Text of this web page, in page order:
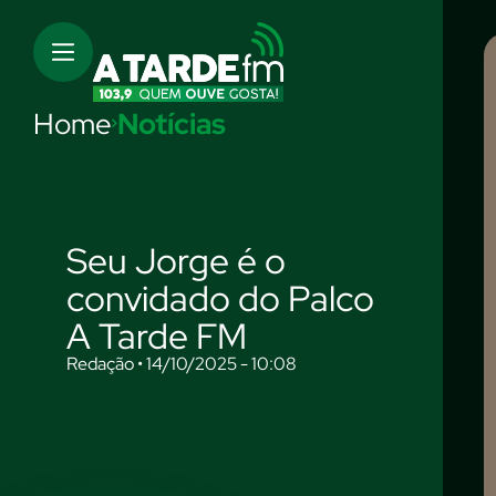
Home Notícias
Seu Jorge é o
convidado do Palco
A Tarde FM
Redação • 14/10/2025 - 10:08